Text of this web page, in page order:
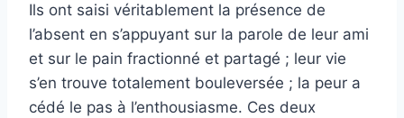
Ils ont saisi véritablement la présence de
l’absent en s’appuyant sur la parole de leur ami
et sur le pain fractionné et partagé ; leur vie
s’en trouve totalement bouleversée ; la peur a
cédé le pas à l’enthousiasme. Ces deux